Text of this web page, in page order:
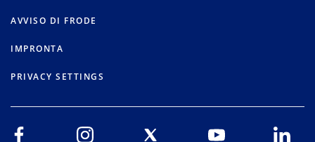
AVVISO DI FRODE
IMPRONTA
PRIVACY SETTINGS